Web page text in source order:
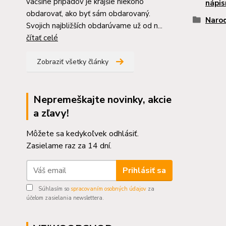
obdarovať, ako byť sám obdarovaný.
Svojich najbližších obdarúvame už od n...
čítať celé
Zobraziť všetky články
Nepremeškajte novinky, akcie
a zľavy!
Môžete sa kedykoľvek odhlásiť.
Zasielame raz za 14 dní.
Prihlásiť sa
Súhlasím so spracovaním osobných údajov za
účelom zasielania newslettera.